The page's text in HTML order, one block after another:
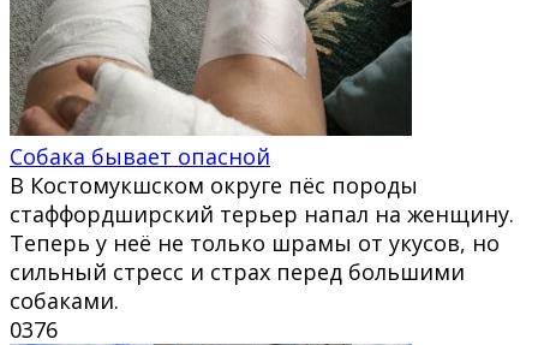
Собака бывает опасной
В Костомукшском округе пёс породы
стаффордширский терьер напал на женщину.
Теперь у неё не только шрамы от укусов, но
сильный стресс и страх перед большими
собаками.
0376